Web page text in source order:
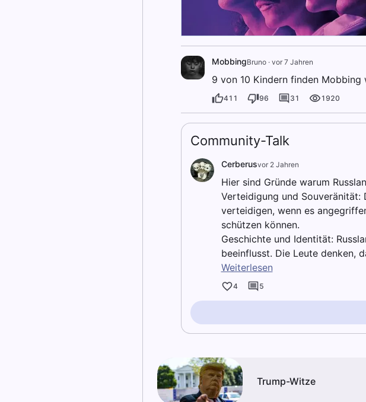
MobbingBruno· vor 7 Jahren
9 von 10 Kindern finden Mobbing
411 96 31 1920
Community-Talk
Cerberusvor 2 Jahren
Hier sind Gründe warum
Verteidigung und Souveränität:
verteidigen, wenn es
schützen können.
Geschichte und Identität:
beeinflusst. Die Leute denken,
Weiterlesen
4 5
Trump-Witze